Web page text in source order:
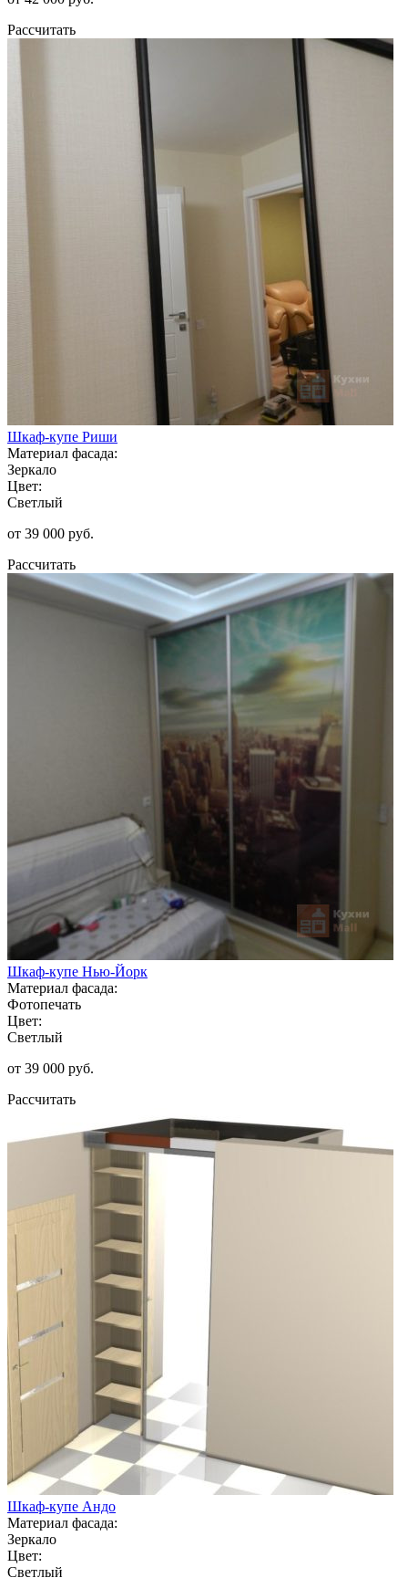
Рассчитать
Шкаф-купе Риши
Материал фасада:
Зеркало
Цвет:
Светлый
от 39 000 руб.
Рассчитать
Шкаф-купе Нью-Йорк
Материал фасада:
Фотопечать
Цвет:
Светлый
от 39 000 руб.
Рассчитать
Шкаф-купе Андо
Материал фасада:
Зеркало
Цвет:
Светлый